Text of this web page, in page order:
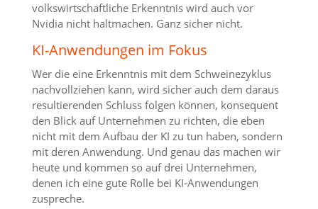
volkswirtschaftliche Erkenntnis wird auch vor
Nvidia nicht haltmachen. Ganz sicher nicht.
KI-Anwendungen im Fokus
Wer die eine Erkenntnis mit dem Schweinezyklus
nachvollziehen kann, wird sicher auch dem daraus
resultierenden Schluss folgen können, konsequent
den Blick auf Unternehmen zu richten, die eben
nicht mit dem Aufbau der KI zu tun haben, sondern
mit deren Anwendung. Und genau das machen wir
heute und kommen so auf drei Unternehmen,
denen ich eine gute Rolle bei KI-Anwendungen
zuspreche.